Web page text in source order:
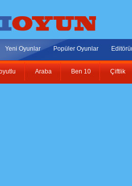
Yeni Oyunlar Popüler Oyunlar
Araba Ben 10 Çiftlik